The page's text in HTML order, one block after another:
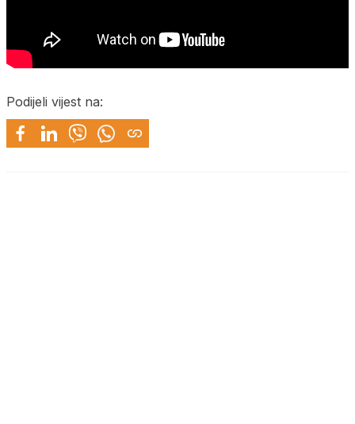
Podijeli vijest na: